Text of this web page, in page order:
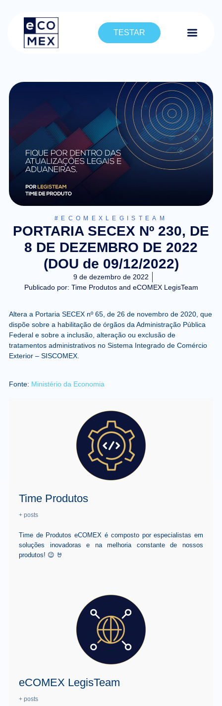
TESTAR
#ECOMEXLEGISTEAM
PORTARIA SECEX Nº 230, DE
8 DE DEZEMBRO DE 2022
(DOU de 09/12/2022)
9 de dezembro de 2022
Publicado por: Time Produtos and eCOMEX LegisTeam
Altera a Portaria SECEX nº 65, de 26 de novembro de 2020, que
dispõe sobre a habilitação de órgãos da Administração Pública
Federal e sobre a inclusão, alteração ou exclusão de
tratamentos administrativos no Sistema Integrado de Comércio
Exterior – SISCOMEX.
Fonte: Ministério da Economia
Time Produtos
+ posts
Time de Produtos eCOMEX é composto por especialistas em
soluções inovadoras e na melhoria constante de nossos
produtos! 😉 🤘
eCOMEX LegisTeam
+ posts